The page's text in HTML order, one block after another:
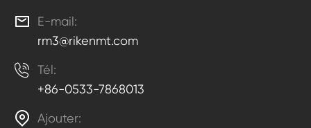

E-mail:
rm3@rikenmt.com
 Tél:
+86-0533-7868013
 Ajouter: